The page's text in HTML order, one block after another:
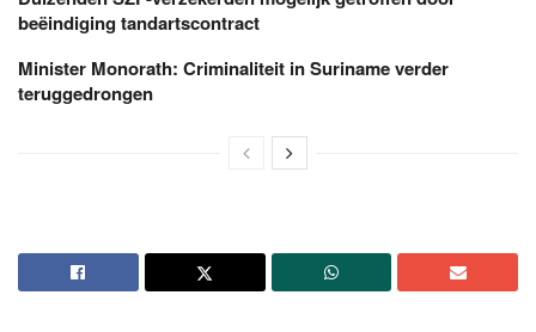
beëindiging tandartscontract
Minister Monorath: Criminaliteit in Suriname verder
teruggedrongen